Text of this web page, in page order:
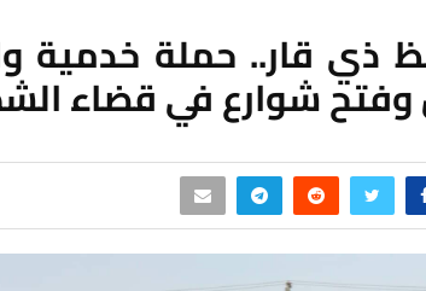
ذي قار.. حملة خدمية
وفتح شوارع في قضاء